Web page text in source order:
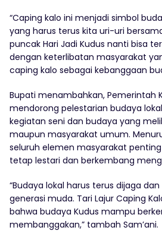
“Caping kalo ini menjadi simbol
yang harus terus kita uri-uri
puncak Hari Jadi Kudus nanti bisa
dengan keterlibatan masyarakat
caping kalo sebagai kebanggaan
Bupati menambahkan, Pemerintah
mendorong pelestarian budaya
kegiatan seni dan budaya yang
maupun masyarakat umum.
seluruh elemen masyarakat
tetap lestari dan berkembang
“Budaya lokal harus terus dijaga
generasi muda. Tari Lajur Caping
bahwa budaya Kudus mampu
membanggakan,” tambah Sam’ani.